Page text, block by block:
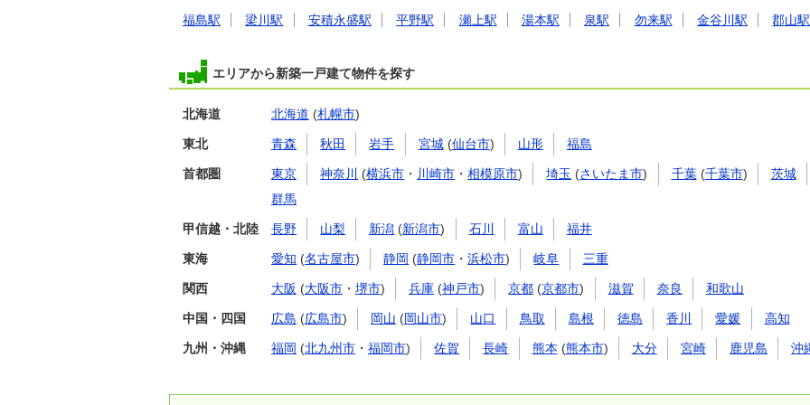
福島駅 梁川駅 安積永盛駅 平野駅 瀬上駅 湯本駅 泉駅 勿来駅 金谷川駅 郡山駅
エリアから新築一戸建て物件を探す
北海道 北海道 (札幌市)
東北 青森 秋田 岩手 宮城(仙台市) 山形 福島
首都圏 東京 神奈川 (横浜市 ・ 川崎市 ・相模原市) 埼玉 (さいたま市) 千葉(千葉市) 茨城
群馬
甲信越・北陸 長野 山梨 新潟 (新潟市) 石川 富山 福井
東海 愛知 (名古屋市) 静岡 (静岡市 ・浜松市) 岐阜 三重
関西 大阪 (大阪市 ・ 堺市) 兵庫 (神戸市) 京都 (京都市) 滋賀 奈良 和歌山
中国・四国 広島 (広島市) 岡山 (岡山市) 山口 鳥取 島根 徳島 香川 愛媛 高知
九州・沖縄 福岡 (北九州市 ・ 福岡市) 佐賀 長崎 熊本 (熊本市) 大分 宮崎 鹿児島 沖